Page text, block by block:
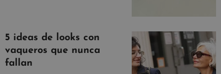
5 ideas de looks con
vaqueros que nunca
fallan